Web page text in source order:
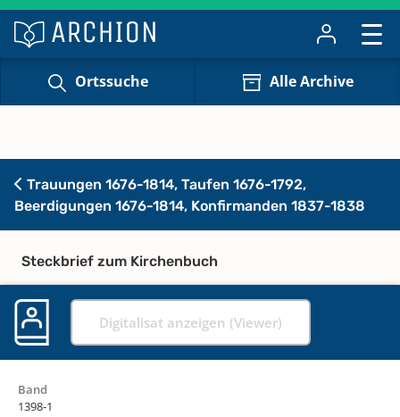
Ortssuche Alle Archive
Trauungen 1676-1814, Taufen 1676-1792,
Beerdigungen 1676-1814, Konfirmanden 1837-1838
Steckbrief zum Kirchenbuch
Digitalisat anzeigen (Viewer)
Band
1398-1